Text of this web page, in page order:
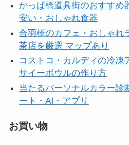
かっぱ橋道具街のおすすめ
安い・おしゃれ食器
合羽橋のカフェ・おしゃれ
茶店を厳選 マップあり
コストコ・カルディの冷凍
サイーボウルの作り方
当たるパーソナルカラー診
ート・AI・アプリ
お買い物